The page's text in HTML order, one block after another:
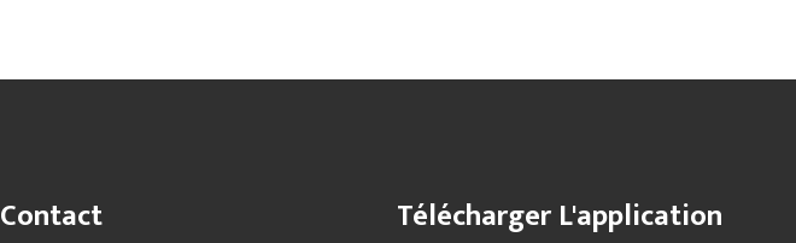
Contact Télécharger L'application